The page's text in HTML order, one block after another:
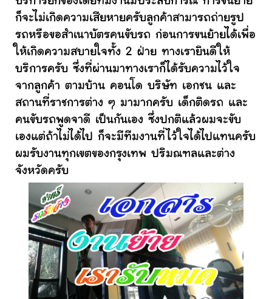
ก็จะไม่เกิดความเสียหายครับลูกค้าสามารถถ่ายรูป
รถหรือขอสำเนาบัตรคนขับรถ ก่อนการขนย้ายได้เพื่อ
ให้เกิดความสบายใจทั้ง 2 ฝ่าย ทางเรายินดีให้
บริการครับ ซึ่งที่ผ่านมาทางเราก็ได้รับความไว้ใจ
จากลูกค้า ตามบ้าน คอนโด บริษัท เอกชน และ
สถานที่ราชการต่าง ๆ มามากครับ เด็กติดรถ และ
คนขับรถพูดจาดี เป็นกันเอง ซึ่งปกติแล้วผมจะขับ
เองแต่ถ้าไม่ได้ไป ก็จะมีทีมงานที่ไว้ใจได้ไปแทนครับ
ผมรับงานทุกเขตของกรุงเทพ ปริมณฑลและต่าง
จังหวัดครับ